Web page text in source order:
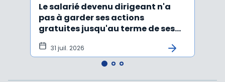
Le salarié devenu dirigeant n'a
pas à garder ses actions
gratuites jusqu'au terme de ses
fonctions
31 juil. 2026